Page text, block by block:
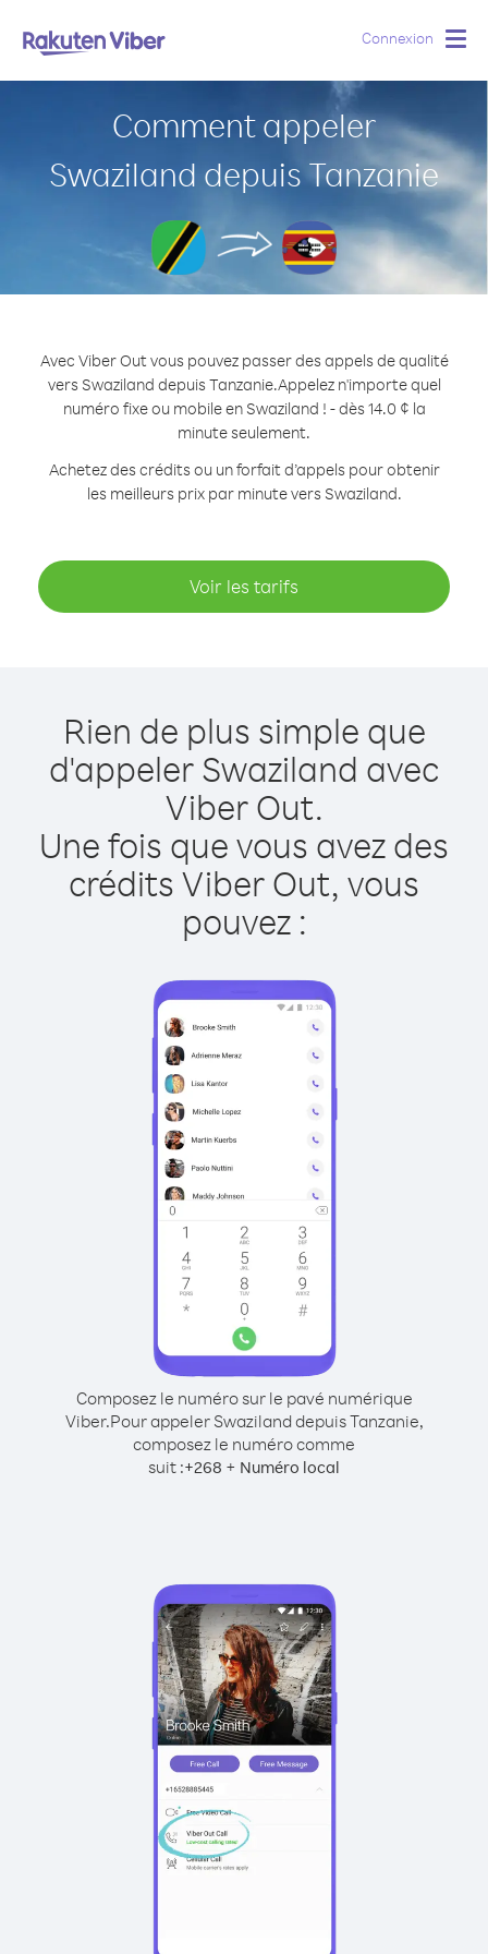
Connexion
Comment appeler
Swaziland depuis Tanzanie
Avec Viber Out vous pouvez passer des appels de qualité
vers Swaziland depuis Tanzanie.Appelez n'importe quel
numéro fixe ou mobile en Swaziland ! - dès 14.0 ¢ la
minute seulement.
Achetez des crédits ou un forfait d’appels pour obtenir
les meilleurs prix par minute vers Swaziland.
Voir les tarifs
Rien de plus simple que
d'appeler Swaziland avec
Viber Out.
Une fois que vous avez des
crédits Viber Out, vous
pouvez :
Composez le numéro sur le pavé numérique
Viber.Pour appeler Swaziland depuis Tanzanie,
composez le numéro comme
suit :+268 + Numéro local